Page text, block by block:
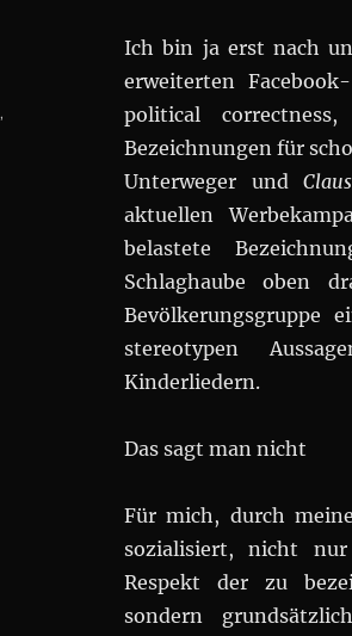
Ich bin ja erst nach
erweiterten
political
Bezeichnungen für
Unterweger und
aktuellen
belastete
Schlaghaube oben
Bevölkerungsgruppe
stereotypen
Kinderliedern.
Das sagt man nicht
Für mich, durch
sozialisiert, nicht nur
Respekt der zu
sondern
,